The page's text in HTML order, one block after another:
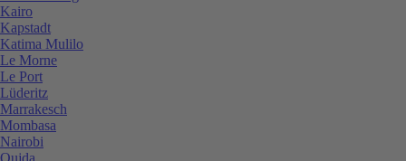
Kairo
Kapstadt
Katima Mulilo
Le Morne
Le Port
Lüderitz
Marrakesch
Mombasa
Nairobi
Oujda